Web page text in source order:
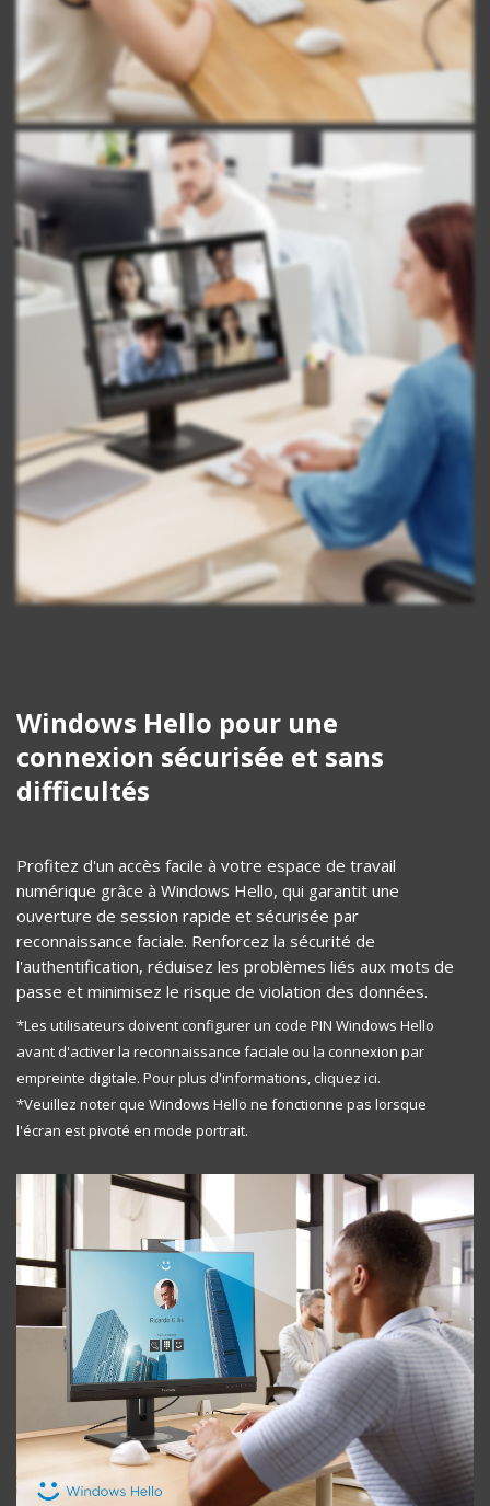
Windows Hello pour une
connexion sécurisée et sans
difficultés
Profitez d'un accès facile à votre espace de travail
numérique grâce à Windows Hello, qui garantit une
ouverture de session rapide et sécurisée par
reconnaissance faciale. Renforcez la sécurité de
l'authentification, réduisez les problèmes liés aux mots de
passe et minimisez le risque de violation des données.
*Les utilisateurs doivent configurer un code PIN Windows Hello
avant d'activer la reconnaissance faciale ou la connexion par
empreinte digitale. Pour plus d'informations, cliquez ici.
*Veuillez noter que Windows Hello ne fonctionne pas lorsque
l'écran est pivoté en mode portrait.